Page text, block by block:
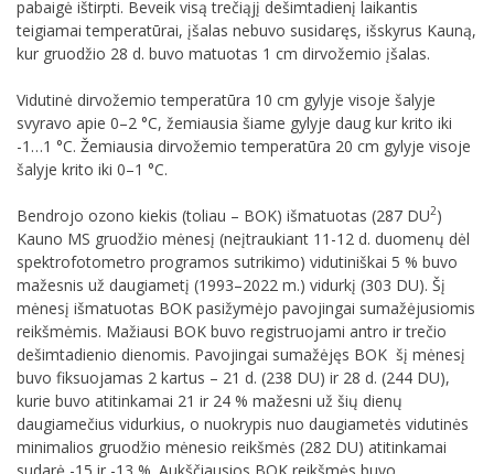
pabaigė ištirpti. Beveik visą trečiąjį dešimtadienį laikantis
teigiamai temperatūrai, įšalas nebuvo susidaręs, išskyrus Kauną,
kur gruodžio 28 d. buvo matuotas 1 cm dirvožemio įšalas.
Vidutinė dirvožemio temperatūra 10 cm gylyje visoje šalyje
svyravo apie 0–2 °C, žemiausia šiame gylyje daug kur krito iki
-1…1 °C. Žemiausia dirvožemio temperatūra 20 cm gylyje visoje
šalyje krito iki 0–1 °C.
Bendrojo ozono kiekis (toliau – BOK) išmatuotas (287 DU2)
Kauno MS gruodžio mėnesį (neįtraukiant 11-12 d. duomenų dėl
spektrofotometro programos sutrikimo) vidutiniškai 5 % buvo
mažesnis už daugiametį (1993–2022 m.) vidurkį (303 DU). Šį
mėnesį išmatuotas BOK pasižymėjo pavojingai sumažėjusiomis
reikšmėmis. Mažiausi BOK buvo registruojami antro ir trečio
dešimtadienio dienomis. Pavojingai sumažėjęs BOK šį mėnesį
buvo fiksuojamas 2 kartus – 21 d. (238 DU) ir 28 d. (244 DU),
kurie buvo atitinkamai 21 ir 24 % mažesni už šių dienų
daugiamečius vidurkius, o nuokrypis nuo daugiametės vidutinės
minimalios gruodžio mėnesio reikšmės (282 DU) atitinkamai
sudarė -15 ir -13 %. Aukščiausios BOK reikšmės buvo